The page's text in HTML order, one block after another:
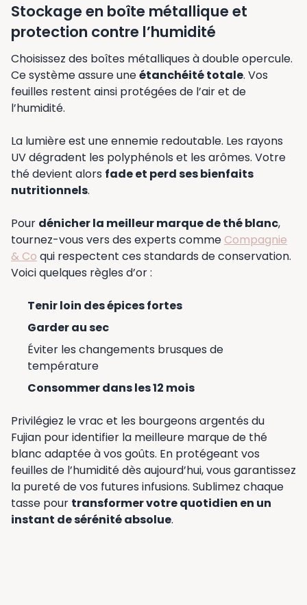
Stockage en boîte métallique et
protection contre l’humidité
Choisissez des boîtes métalliques à double opercule.
Ce système assure uneétanchéité totale. Vos
feuilles restent ainsi protégées de l’air et de
l’humidité.
La lumière est une ennemie redoutable. Les rayons
UV dégradent les polyphénols et les arômes. Votre
thé devient alors fade et perd ses bienfaits
nutritionnels.
Pour dénicher la meilleur marque de thé blanc,
tournez-vous vers des experts commeCompagnie
& Co qui respectent ces standards de conservation.
Voici quelques règles d’or :
Tenir loin des épices fortes
Garder au sec
Éviter les changements brusques de
température
Consommer dans les 12 mois
Privilégiez le vrac et les bourgeons argentés du
Fujian pour identifier la meilleure marque de thé
blanc adaptée à vos goûts. En protégeant vos
feuilles de l’humidité dès aujourd’hui, vous garantissez
la pureté de vos futures infusions. Sublimez chaque
tasse pour transformer votre quotidien en un
instant de sérénité absolue.